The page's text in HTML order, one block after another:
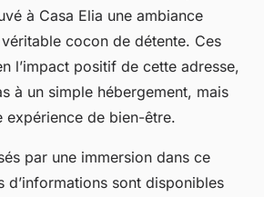
à Casa Elia une ambiance
cocon de détente. Ces
l’impact positif de cette adresse,
à un simple hébergement, mais
expérience de bien-être.
par une immersion dans ce
d’informations sont disponibles